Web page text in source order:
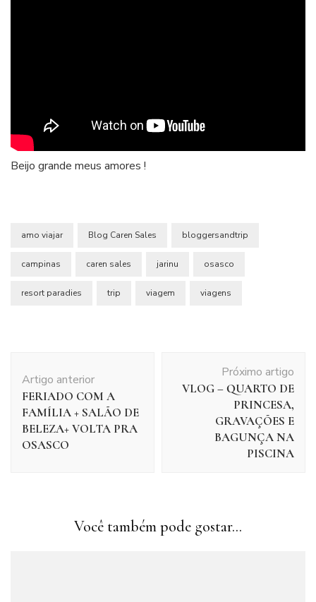
Beijo grande meus amores !
amo viajar Blog Caren Sales bloggersandtrip
campinas caren sales jarinu osasco
resort paradies trip viagem viagens
de
post
Artigo anterior
FERIADO COM A
FAMÍLIA + SALÃO DE
BELEZA+ VOLTA PRA
OSASCO
Próximo artigo
VLOG – QUARTO DE
PRINCESA,
GRAVAÇÕES E
BAGUNÇA NA
PISCINA
Você também pode gostar...